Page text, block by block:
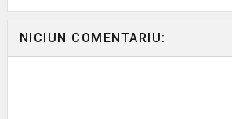
NICIUN COMENTARIU: